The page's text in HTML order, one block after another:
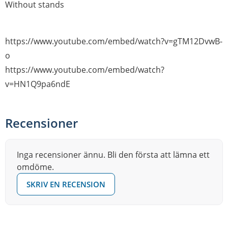
Without stands
https://www.youtube.com/embed/watch?v=gTM12DvwB-
o
https://www.youtube.com/embed/watch?
v=HN1Q9pa6ndE
Recensioner
Inga recensioner ännu. Bli den första att lämna ett
omdöme.
SKRIV EN RECENSION